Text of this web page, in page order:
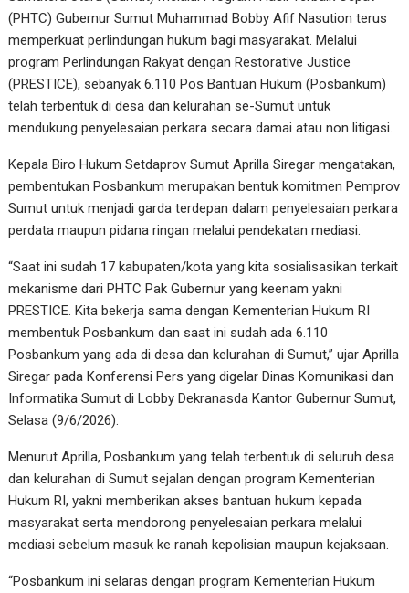
(PHTC) Gubernur Sumut Muhammad Bobby Afif Nasution terus
memperkuat perlindungan hukum bagi masyarakat. Melalui
program Perlindungan Rakyat dengan Restorative Justice
(PRESTICE), sebanyak 6.110 Pos Bantuan Hukum (Posbankum)
telah terbentuk di desa dan kelurahan se-Sumut untuk
mendukung penyelesaian perkara secara damai atau non litigasi.
Kepala Biro Hukum Setdaprov Sumut Aprilla Siregar mengatakan,
pembentukan Posbankum merupakan bentuk komitmen Pemprov
Sumut untuk menjadi garda terdepan dalam penyelesaian perkara
perdata maupun pidana ringan melalui pendekatan mediasi.
“Saat ini sudah 17 kabupaten/kota yang kita sosialisasikan terkait
mekanisme dari PHTC Pak Gubernur yang keenam yakni
PRESTICE. Kita bekerja sama dengan Kementerian Hukum RI
membentuk Posbankum dan saat ini sudah ada 6.110
Posbankum yang ada di desa dan kelurahan di Sumut,” ujar Aprilla
Siregar pada Konferensi Pers yang digelar Dinas Komunikasi dan
Informatika Sumut di Lobby Dekranasda Kantor Gubernur Sumut,
Selasa (9/6/2026).
Menurut Aprilla, Posbankum yang telah terbentuk di seluruh desa
dan kelurahan di Sumut sejalan dengan program Kementerian
Hukum RI, yakni memberikan akses bantuan hukum kepada
masyarakat serta mendorong penyelesaian perkara melalui
mediasi sebelum masuk ke ranah kepolisian maupun kejaksaan.
“Posbankum ini selaras dengan program Kementerian Hukum